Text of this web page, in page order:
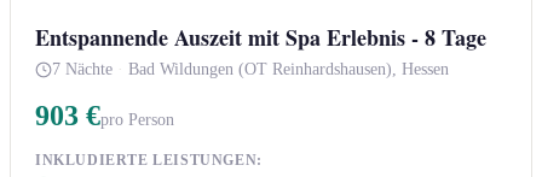
Entspannende Auszeit mit Spa Erlebnis - 8 Tage
7 Nächte · Bad Wildungen (OT Reinhardshausen), Hessen
903 €pro Person
INKLUDIERTE LEISTUNGEN: